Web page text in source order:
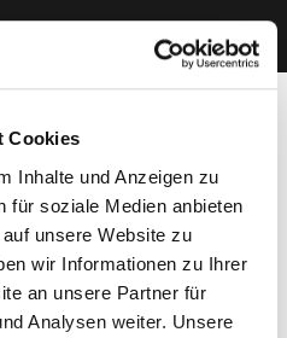
Cookies
Inhalte und Anzeigen zu
für soziale Medien anbieten
unsere Website zu
wir Informationen zu Ihrer
an unsere Partner für
Analysen weiter. Unsere